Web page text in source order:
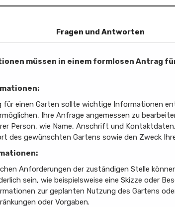
Fragen und Antworten
müssen in einem formlosen Antrag
für einen Garten sollte wichtige Informationen
Ihre Anfrage angemessen zu
Person, wie Name, Anschrift und
des gewünschten Gartens sowie den Zweck
Anforderungen der zuständigen Stelle
sein, wie beispielsweise eine Skizze oder
zur geplanten Nutzung des Gartens
oder Vorgaben.